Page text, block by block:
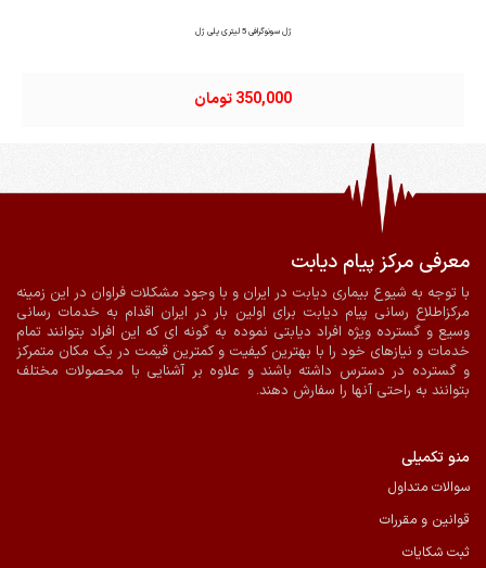
ژل سونوگرافی 5 لیتری پلی ژل
350,000 تومان
پرداخت آنلاین ارسال با پیک در شیراز
معرفی مرکز پیام دیابت
با توجه به شیوع بیماری دیابت در ایران و با وجود مشکلات فراوان در این زمینه
مرکزاطلاع رسانی پیام دیابت برای اولین بار در ایران اقدام به خدمات رسانی
وسیع و گسترده ویژه افراد دیابتی نموده به گونه ای که این افراد بتوانند تمام
خدمات و نیازهای خود را با بهترین کیفیت و کمترین قیمت در یک مکان متمرکز
و گسترده در دسترس داشته باشند و علاوه بر آشنایی با محصولات مختلف
بتوانند به راحتی آنها را سفارش دهند.
منو تکمیلی
سوالات متداول
قوانین و مقررات
ثبت شکایات